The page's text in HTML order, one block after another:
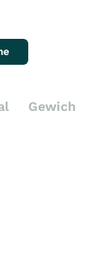
Gewichtung